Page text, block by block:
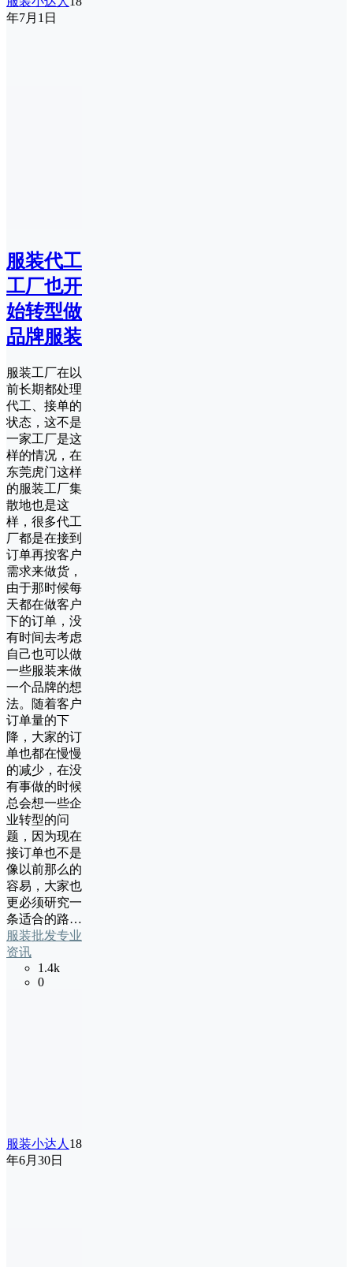
年7月1日
服装代工
工厂也开
始转型做
品牌服装
服装工厂在以
前长期都处理
代工、接单的
状态，这不是
一家工厂是这
样的情况，在
东莞虎门这样
的服装工厂集
散地也是这
样，很多代工
厂都是在接到
订单再按客户
需求来做货，
由于那时候每
天都在做客户
下的订单，没
有时间去考虑
自己也可以做
一些服装来做
一个品牌的想
法。随着客户
订单量的下
降，大家的订
单也都在慢慢
的减少，在没
有事做的时候
总会想一些企
业转型的问
题，因为现在
接订单也不是
像以前那么的
容易，大家也
更必须研究一
条适合的路…
服装批发专业
资讯
1.4k
0
服装小达人 18
年6月30日